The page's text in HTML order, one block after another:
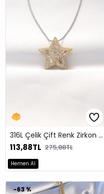
316L Çelik Çift Renk Zirkon Taşlı Yıldız Kolye
113,88TL 275,88TL
Hemen Al
-63 %